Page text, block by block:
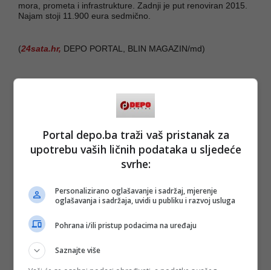
mora, prometa i infrastrukture. Zadnji je put renoviran 2015.
Najam stoji 11.900 eura sedmično.
(24sata.hr, DEPO PORTAL, BLIN MAGAZIN/md)
pratite putem društvenih mreža
#eugenio vinci #ugljen-monoksid
#hvar
#tragedija
Portal depo.ba traži vaš pristanak za
upotrebu vaših ličnih podataka u sljedeće
svrhe:
Personalizirano oglašavanje i sadržaj, mjerenje
oglašavanja i sadržaja, uvidi u publiku i razvoj usluga
Pohrana i/ili pristup podacima na uređaju
Saznajte više